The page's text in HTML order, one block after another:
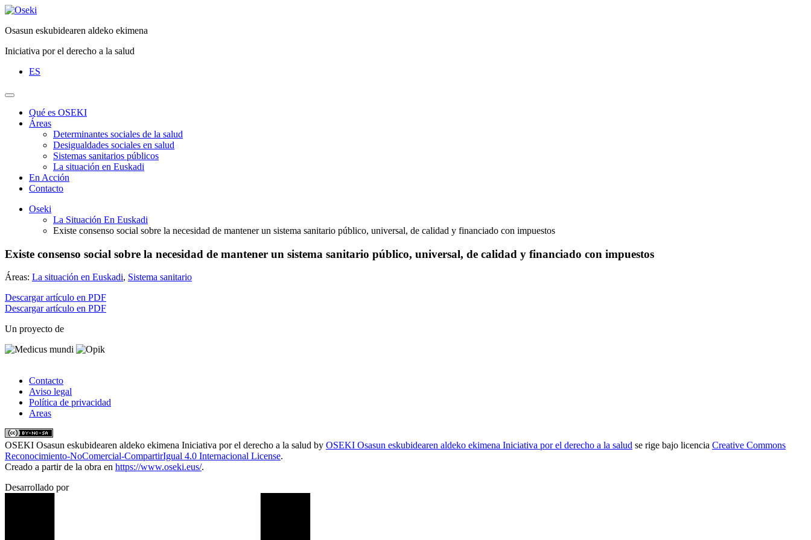
Saltar
contenido
Osasun eskubidearen aldeko ekimena
Iniciativa por el derecho a la salud
ES
Qué es OSEKI
Áreas
Determinantes sociales de la salud
Desigualdades sociales en salud
Sistemas sanitarios públicos
La situación en Euskadi
En Acción
Contacto
Oseki
La Situación En Euskadi
Existe consenso social sobre la necesidad de mantener un sistema sanitario público, universal, de calidad y financiado con impuestos
Existe consenso social sobre la necesidad de mantener un sistema sanitario público, universal, de calidad y financiado con impuestos
Áreas: La situación en Euskadi, Sistema sanitario
Descargar artículo en PDF
Descargar artículo en PDF
Un proyecto de
Contacto
Aviso legal
Política de privacidad
Areas
OSEKI Osasun eskubidearen aldeko ekimena Iniciativa por el derecho a la salud by OSEKI Osasun eskubidearen aldeko ekimena Iniciativa por el derecho a la salud se rige bajo licencia Creative Commons
Reconocimiento-NoComercial-CompartirIgual 4.0 Internacional License.
Creado a partir de la obra en https://www.oseki.eus/.
Desarrollado por